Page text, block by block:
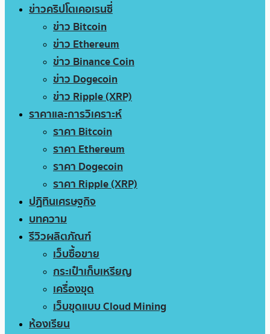
ข่าวคริปโตเคอเรนซี่
ข่าว Bitcoin
ข่าว Ethereum
ข่าว Binance Coin
ข่าว Dogecoin
ข่าว Ripple (XRP)
ราคาและการวิเคราะห์
ราคา Bitcoin
ราคา Ethereum
ราคา Dogecoin
ราคา Ripple (XRP)
ปฏิทินเศรษฐกิจ
บทความ
รีวิวผลิตภัณฑ์
เว็บซื้อขาย
กระเป๋าเก็บเหรียญ
เครื่องขุด
เว็บขุดแบบ Cloud Mining
ห้องเรียน